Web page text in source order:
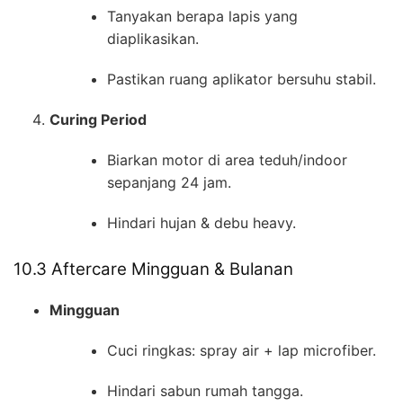
Tanyakan berapa lapis yang
diaplikasikan.
Pastikan ruang aplikator bersuhu stabil.
Curing Period
Biarkan motor di area teduh/indoor
sepanjang 24 jam.
Hindari hujan & debu heavy.
10.3 Aftercare Mingguan & Bulanan
Mingguan
Cuci ringkas: spray air + lap microfiber.
Hindari sabun rumah tangga.